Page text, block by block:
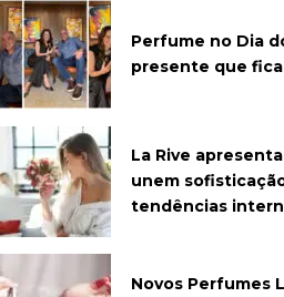
Perfume no Dia
presente que
La Rive
unem
tendências
Novos Perfumes